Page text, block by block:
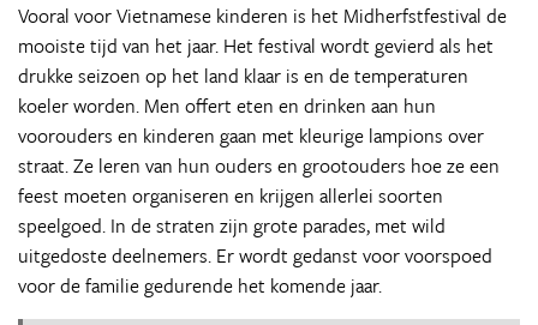
Vooral voor Vietnamese kinderen is het Midherfstfestival de
mooiste tijd van het jaar. Het festival wordt gevierd als het
drukke seizoen op het land klaar is en de temperaturen
koeler worden. Men offert eten en drinken aan hun
voorouders en kinderen gaan met kleurige lampions over
straat. Ze leren van hun ouders en grootouders hoe ze een
feest moeten organiseren en krijgen allerlei soorten
speelgoed. In de straten zijn grote parades, met wild
uitgedoste deelnemers. Er wordt gedanst voor voorspoed
voor de familie gedurende het komende jaar.